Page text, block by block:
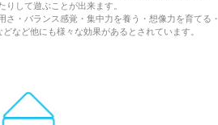
りして遊ぶことが出来ます。
・バランス感覚・集中力を養う・想像力を育てる・
など他にも様々な効果があるとされています。